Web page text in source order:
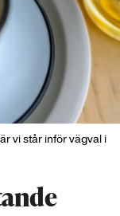
vi står inför vägval i